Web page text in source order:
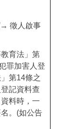
→ 徵人啟事
育法」第
罪加害人登
第14條之
記資料查
料時，一
。 (如公告